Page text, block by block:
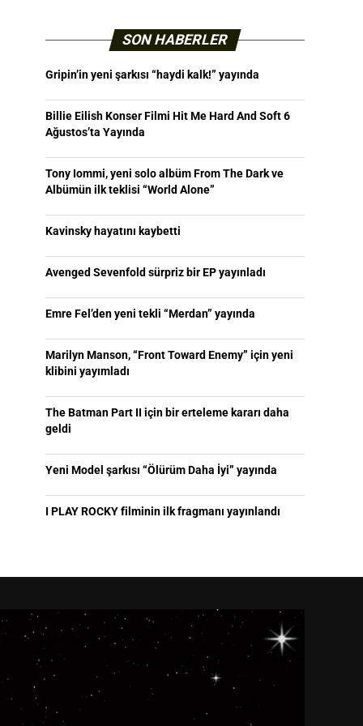
SON HABERLER
Gripin’in yeni şarkısı “haydi kalk!” yayında
Billie Eilish Konser Filmi Hit Me Hard And Soft 6
Ağustos’ta Yayında
Tony Iommi, yeni solo albüm From The Dark ve
Albümün ilk teklisi “World Alone”
Kavinsky hayatını kaybetti
Avenged Sevenfold sürpriz bir EP yayınladı
Emre Fel’den yeni tekli “Merdan” yayında
Marilyn Manson, “Front Toward Enemy” için yeni
klibini yayımladı
The Batman Part II için bir erteleme kararı daha
geldi
Yeni Model şarkısı “Ölürüm Daha İyi” yayında
I PLAY ROCKY filminin ilk fragmanı yayınlandı